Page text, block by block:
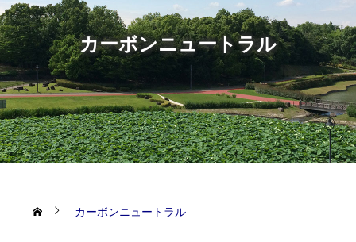
カーボンニュートラル
カーボンニュートラル